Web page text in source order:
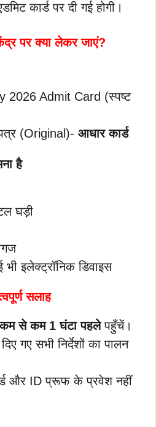
कार्ड पर दी गई होगी।
पर क्या लेकर जाएं?
2026 Admit Card (स्पष्ट
(Original)- आधार कार्ड
है
घड़ी
इलेक्ट्रॉनिक डिवाइस
सलाह
कम से कम 1 घंटा पहलेपहुँचें।
गए सभी निर्देशों का पालन
और ID प्रूफ के प्रवेश नहीं